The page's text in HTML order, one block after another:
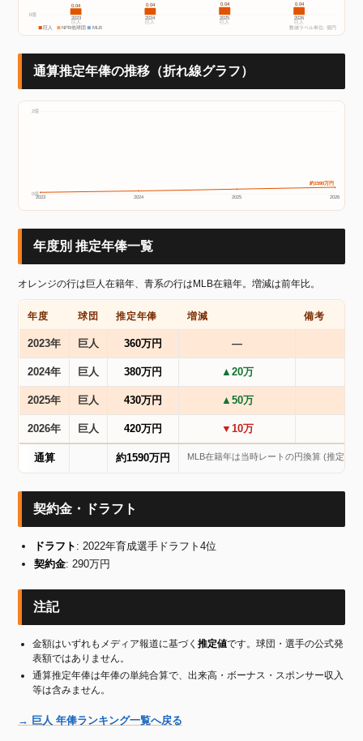
0億
0.04
2023
巨人
0.04
2024
巨人
0.04
2025
巨人
0.04
2026
巨人
巨人
NPB他球団 MLB 数値ラベル単位: 億円
通算推定年俸の推移（折れ線グラフ）
0億
2億
2023 2024 2025 2026
約1590万円
年度別 推定年俸一覧
オレンジの行は巨人在籍年、青系の行はMLB在籍年。増減は前年比。
年度 球団 推定年俸 増減 備考
2023年 巨人 360万円 ―
2024年 巨人 380万円 ▲20万
2025年 巨人 430万円 ▲50万
2026年 巨人 420万円 ▼10万
通算 約1590万円 MLB在籍年は当時レートの円換算 (推定) を
契約金・ドラフト
ドラフト : 2022年育成選手ドラフト4位
契約金: 290万円
注記
金額はいずれもメディア報道に基づく 推定値です。球団・選手の公式発
表額ではありません。
通算推定年俸は年俸の単純合算で、出来高・ボーナス・スポンサー収入
等は含みません。
→ 巨人 年俸ランキング一覧へ戻る